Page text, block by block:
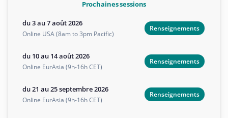
Prochaines sessions
du 3 au 7 août 2026
Online USA (8am to 3pm Pacific)
Renseignements
du 10 au 14 août 2026
Online EurAsia (9h-16h CET)
Renseignements
du 21 au 25 septembre 2026
Online EurAsia (9h-16h CET)
Renseignements